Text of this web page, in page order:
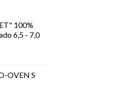
100%
6,5 - 7,0
OVEN S